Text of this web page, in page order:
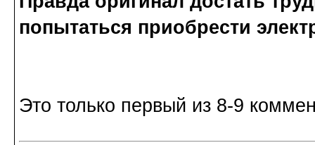
попытаться приобрести
Это только первый из 8-9